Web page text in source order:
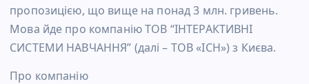
пропозицією, що вище на понад 3 млн. гривень.
Мова йде про компанію ТОВ “ІНТЕРАКТИВНІ
СИСТЕМИ НАВЧАННЯ” (далі – ТОВ «ІСН») з Києва.
Про компанію